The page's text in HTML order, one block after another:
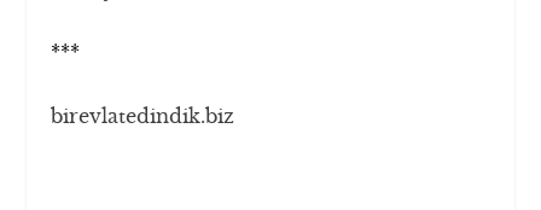
***
birevlatedindik.biz